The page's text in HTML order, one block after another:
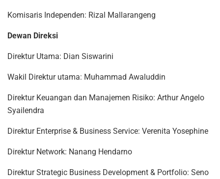
Komisaris Independen: Rizal Mallarangeng
Dewan Direksi
Direktur Utama: Dian Siswarini
Wakil Direktur utama: Muhammad Awaluddin
Direktur Keuangan dan Manajemen Risiko: Arthur Angelo
Syailendra
Direktur Enterprise & Business Service: Verenita Yosephine
Direktur Network: Nanang Hendarno
Direktur Strategic Business Development & Portfolio: Seno